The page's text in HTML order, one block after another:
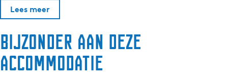
Lees meer
Bijzonder aan deze
accommodatie
t
a